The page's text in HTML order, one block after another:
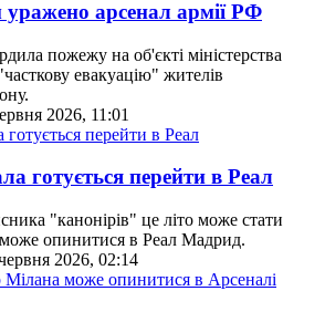
уражено арсенал армії РФ
пожежу на об'єкті міністерства
евакуацію" жителів
2026, 11:01
готується перейти в Реал
"канонірів" це літо може стати
опинитися в Реал Мадрид.
2026, 02:14